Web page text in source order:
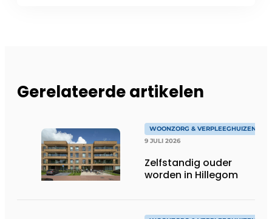
Gerelateerde artikelen
WOONZORG & VERPLEEGHUIZEN
9 JULI 2026
Zelfstandig ouder
worden in Hillegom